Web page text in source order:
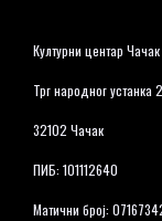
Културни центар Чачак
Трг народног устанка 2
32102 Чачак
ПИБ: 101112640
Матични број: